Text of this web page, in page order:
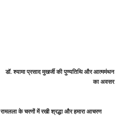
डॉ. श्यामा प्रसाद मुखर्जी की पुण्यतिथि और आत्ममंथन
का अवसर
रामलला के चरणों में रखी श्रद्धा और हमारा आचरण